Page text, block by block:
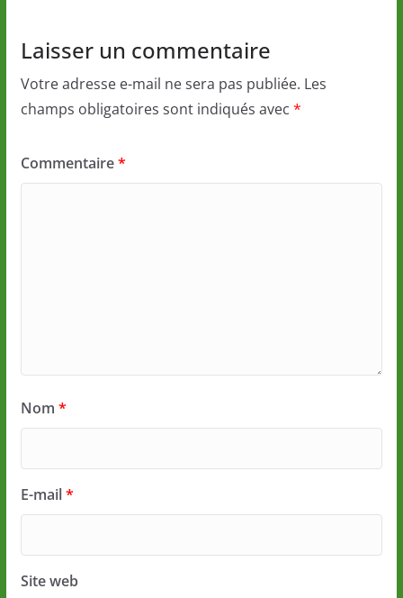
Laisser un commentaire
Votre adresse e-mail ne sera pas publiée. Les
champs obligatoires sont indiqués avec *
Commentaire*
Nom *
E-mail*
Site web